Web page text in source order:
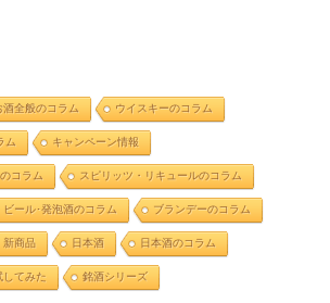
酒全般のコラム ウイスキーのコラム
ム キャンペーン情報
コラム スピリッツ・リキュールのコラム
ビール･発泡酒のコラム ブランデーのコラム
新商品 日本酒 日本酒のコラム
してみた 銘酒シリーズ